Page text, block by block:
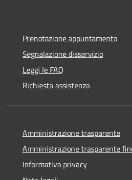
Prenotazione appuntamento
Segnalazione disservizio
Leggi le FAQ
Richiesta assistenza
Amministrazione trasparente
Amministrazione trasparente
Informativa privacy